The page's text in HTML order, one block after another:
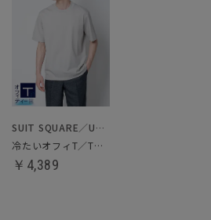
SUIT SQUARE／UNIVERSAL LANGUAGE
冷たいオフィT／Tシャツ
￥4,389